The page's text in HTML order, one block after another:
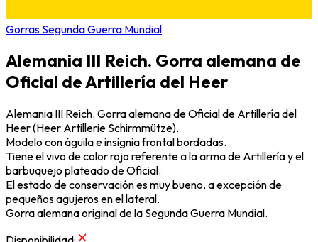
Gorras Segunda Guerra Mundial
Alemania III Reich. Gorra alemana de
Oficial de Artillería del Heer
Alemania III Reich. Gorra alemana de Oficial de Artillería del
Heer (Heer Artillerie Schirmmütze).
Modelo con águila e insignia frontal bordadas.
Tiene el vivo de color rojo referente a la arma de Artillería y el
barbuquejo plateado de Oficial.
El estado de conservación es muy bueno, a excepción de
pequeños agujeros en el lateral.
Gorra alemana original de la Segunda Guerra Mundial.